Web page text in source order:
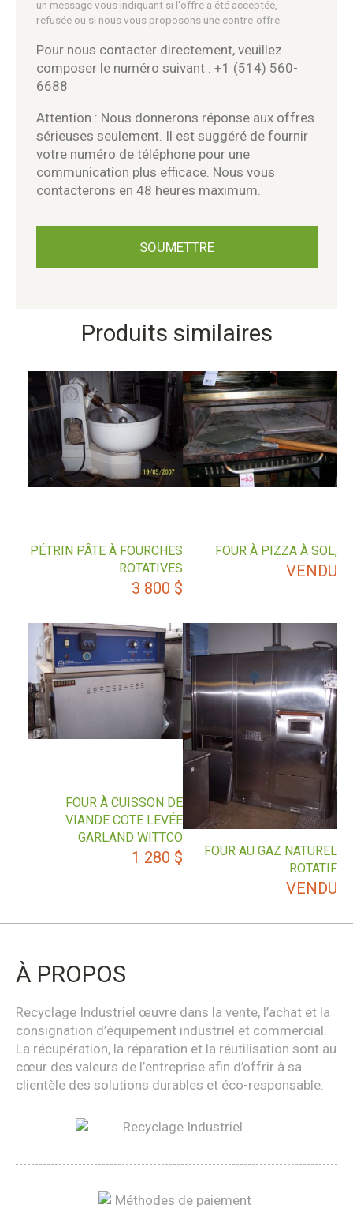
un message vous indiquant si l'offre a été acceptée,
refusée ou si nous vous proposons une contre-offre.
Pour nous contacter directement, veuillez
composer le numéro suivant : +1 (514) 560-
6688
Attention : Nous donnerons réponse aux offres
sérieuses seulement. Il est suggéré de fournir
votre numéro de téléphone pour une
communication plus efficace. Nous vous
contacterons en 48 heures maximum.
Produits similaires
FOUR À PIZZA À SOL,
VENDU
PÉTRIN PÂTE À FOURCHES
ROTATIVES
3 800 $
FOUR AU GAZ NATUREL
ROTATIF
VENDU
FOUR À CUISSON DE
VIANDE COTE LEVÉE
GARLAND WITTCO
1 280 $
À PROPOS
Recyclage Industriel œuvre dans la vente, l’achat et la
consignation d’équipement industriel et commercial.
La récupération, la réparation et la réutilisation sont au
cœur des valeurs de l’entreprise afin d’offrir à sa
clientèle des solutions durables et éco-responsable.